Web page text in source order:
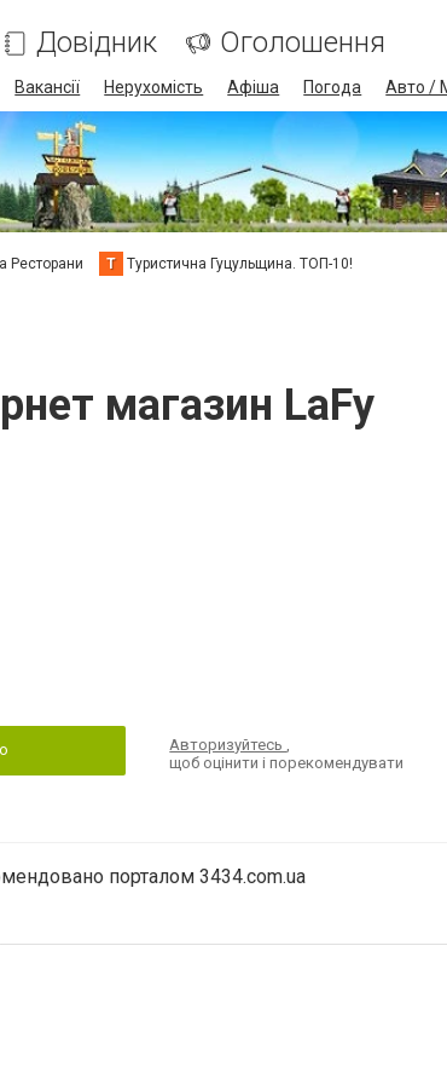
Довідник Оголошення
Вакансії Нерухомість Афіша Погода Авто /
Ресторани Т Туристична Гуцульщина. ТОП-10!
магазин LaFy
Авторизуйтесь,
щоб оцінити і порекомендувати
порталом 3434.com.ua